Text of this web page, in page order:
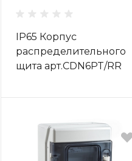
IP65 Корпус
распределительного
щита арт.CDN6PT/RR